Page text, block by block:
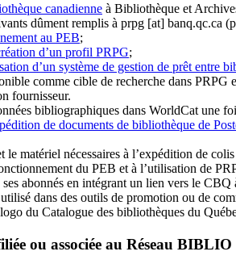
canadienne à Bibliothèque et
dûment remplis à prpg [at] banq.qc.ca
au PEB;
d’un profil PRPG;
d’un système de gestion de prêt entre
comme cible de recherche dans
fournisseur.
bibliographiques dans WorldCat une
de documents de bibliothèque de
le matériel nécessaires à l’expédition de
du PEB et à l’utilisation de
abonnés en intégrant un lien vers le
dans des outils de promotion ou de
du Catalogue des bibliothèques du
ou associée au Réseau BIBLIO